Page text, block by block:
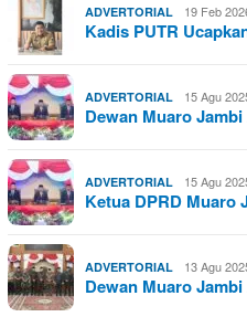
ADVERTORIAL 19 Feb
Kadis PUTR
ADVERTORIAL 15 Agu
Dewan Muaro
ADVERTORIAL 15 Agu
Ketua DPRD
ADVERTORIAL 13 Agu
Dewan Muaro